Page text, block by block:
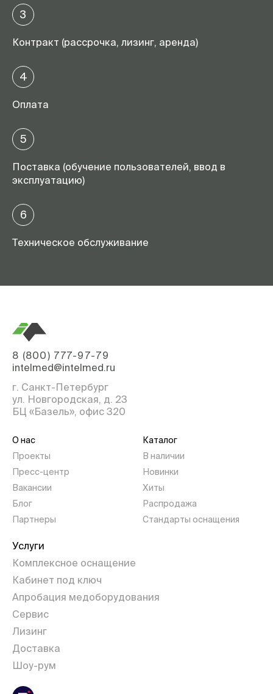
3
Контракт (рассрочка, лизинг, аренда)
4
Оплата
5
Поставка (обучение пользователей, ввод в
эксплуатацию)
6
Техническое обслуживание
8 (800) 777-97-79
intelmed@intelmed.ru
г. Санкт-Петербург
ул. Новгородская, д. 23
БЦ «Базель», офис 320
О нас
Проекты
Пресс-центр
Вакансии
Блог
Партнеры
Каталог
В наличии
Новинки
Хиты
Распродажа
Стандарты оснащения
Услуги
Комплексное оснащение
Кабинет под ключ
Апробация медоборудования
Сервис
Лизинг
Доставка
Шоу-рум